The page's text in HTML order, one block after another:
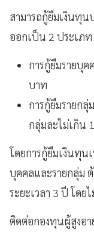
สามารถกู้ยืมเงินทุ
ออกเป็น 2 ประเภท
การกู้ยืมรายบุค
บาท
การกู้ยืมรายก
กลุ่มละไม่เกิน
โดยการกู้ยืมเงินทุน
บุคคลและรายกลุ่ม
ระยะเวลา 3 ปี โดย
ติดต่อกองทุนผู้สูงอา